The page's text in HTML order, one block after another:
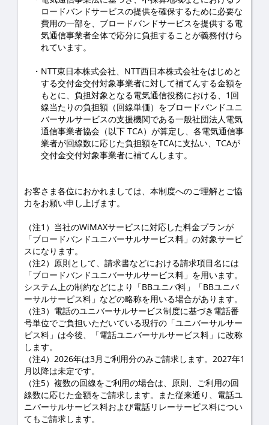
ロードバンドサービスの提供を確保するために必要な
費用の一部を、ブロードバンドサービスを提供する電
気通信事業者全体で応分に負担することが義務付けら
れています。
NTT東日本株式会社、NTT西日本株式会社をはじめと
する交付金交付対象事業者に対して補てんする金額を
もとに、負担対象となる電気通信役務における、1回
線当たりの負担額（回線単価）をブロードバンドユニ
バーサルサービスの支援機関である一般社団法人電気
通信事業者協会（以下 TCA）が算定し、各電気通信事
業者が回線数に応じた負担額をTCAに支払い、TCAが
交付金交付対象事業者に補てんします。
お客さま各位におかれましては、本制度へのご理解とご協
力をお願い申し上げます。
（注1）当社のWiMAXサービスに対応した料金プランが
「ブロードバンドユニバーサルサービス料」の対象サービ
スになります。
（注2）原則として、請求書などにおける請求項目名には
「ブロードバンドユニバーサルサービス料」を用います。
システム上の制約などにより「BBユニバ料」「BBユニバ
ーサルサービス料」などの略称を用いる場合があります。
（注3）電話のユニバーサルサービス制度に基づき電話番
号単位でご負担いただいている現行の「ユニバーサルサー
ビス料」は今後、「電話ユニバーサルサービス料」に改称
します。
（注4）2026年は3月ご利用分のみご請求します。2027年1
月以降は未定です。
（注5）複数の回線をご利用の場合は、原則、ご利用の回
線数に応じた金額をご請求します。また従来通り、電話ユ
ニバーサルサービス料および電話リレーサービス料につい
てもご請求します。